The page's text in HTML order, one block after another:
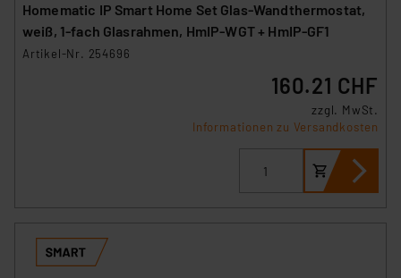
Homematic IP Smart Home Set Glas-Wandthermostat,
weiß, 1-fach Glasrahmen, HmIP-WGT + HmIP-GF1
Artikel-Nr. 254696
160.21 CHF
zzgl. MwSt.
Informationen zu Versandkosten